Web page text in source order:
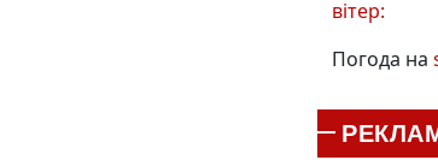
вітер:
Погода на